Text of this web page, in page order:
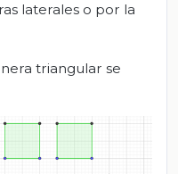
laterales o por la
triangular se